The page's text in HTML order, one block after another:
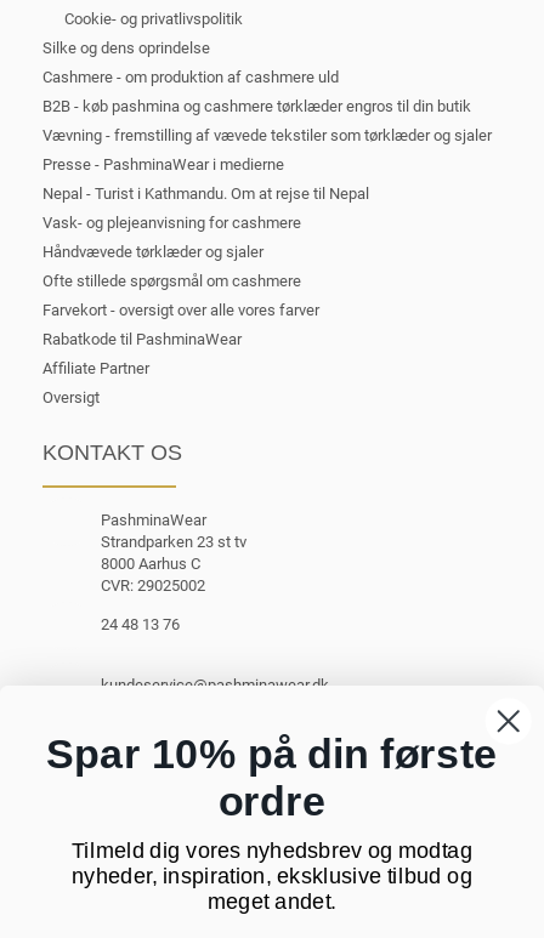
Cookie- og privatlivspolitik
Silke og dens oprindelse
Cashmere - om produktion af cashmere uld
B2B - køb pashmina og cashmere tørklæder engros til din butik
Vævning - fremstilling af vævede tekstiler som tørklæder og sjaler
Presse - PashminaWear i medierne
Nepal - Turist i Kathmandu. Om at rejse til Nepal
Vask- og plejeanvisning for cashmere
Håndvævede tørklæder og sjaler
Ofte stillede spørgsmål om cashmere
Farvekort - oversigt over alle vores farver
Rabatkode til PashminaWear
Affiliate Partner
Oversigt
KONTAKT OS
PashminaWear
Strandparken 23 st tv
8000 Aarhus C
CVR: 29025002
24 48 13 76
kundeservice@pashminawear.dk
Spar 10% på din første
ordre
Tilmeld dig vores nyhedsbrev og modtag
nyheder, inspiration, eksklusive tilbud og
meget andet.